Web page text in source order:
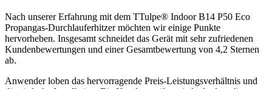
Nach unserer Erfahrung mit dem TTulpe® Indoor B14 P50 Eco
Propangas-Durchlauferhitzer möchten wir einige Punkte
hervorheben. Insgesamt schneidet das Gerät mit sehr zufriedenen
Kundenbewertungen und einer Gesamtbewertung von 4,2 Sternen
ab.
Anwender loben das hervorragende Preis-Leistungsverhältnis und